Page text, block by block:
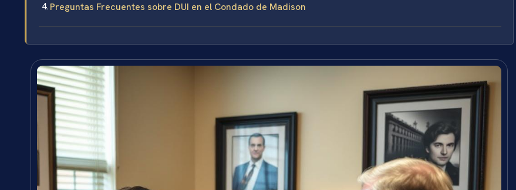
Preguntas Frecuentes sobre DUI en el Condado de Madison